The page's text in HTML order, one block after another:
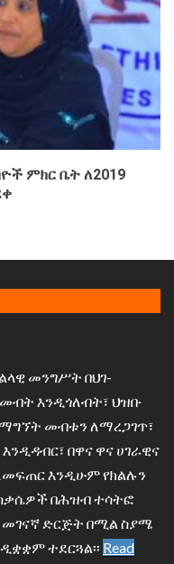
ምክር ቤት ለ2019
መንግሥት በህገ-
እንዲጎለብት፣ ህዝቡ
መብቱን ለማረጋገጥ፣
በዋና ዋና ሀገራዊና
እንዲሁም የክልሉን
በሕዝብ ተሳትፎ
መገናኛ ድርጅት በሚል ስያሜ
ተደርጓል፡፡ Read